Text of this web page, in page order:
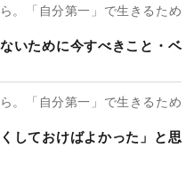
。「自分第一」で生きるため
いために今すべきこと・ベ
。「自分第一」で生きるため
しておけばよかった」と思